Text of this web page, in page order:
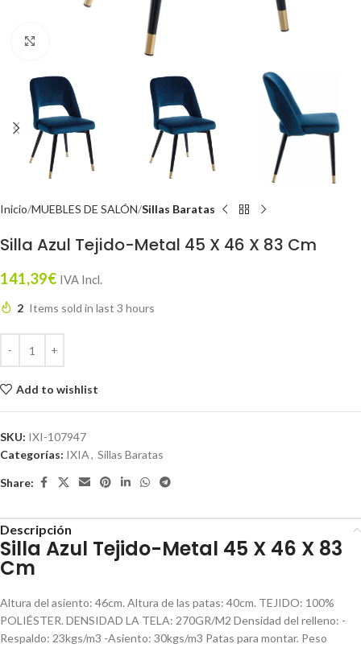
Inicio MUEBLES DE SALÓN Sillas Baratas
Silla Azul Tejido-Metal 45 X 46 X 83 Cm
141,39€ IVA Incl.
2 Items sold in last 3 hours
Add to wishlist
SKU: IXI-107947
Categorías: IXIA, Sillas Baratas
Share:
Descripción
Silla Azul Tejido-Metal 45 X 46 X 83
Cm
Altura del asiento: 46cm. Altura de las patas: 40cm. TEJIDO: 100%
POLIÉSTER. DENSIDAD LA TELA: 270GR/M2 Densidad del relleno: -
Respaldo: 23kgs/m3 -Asiento: 30kgs/m3 Patas para montar. Peso